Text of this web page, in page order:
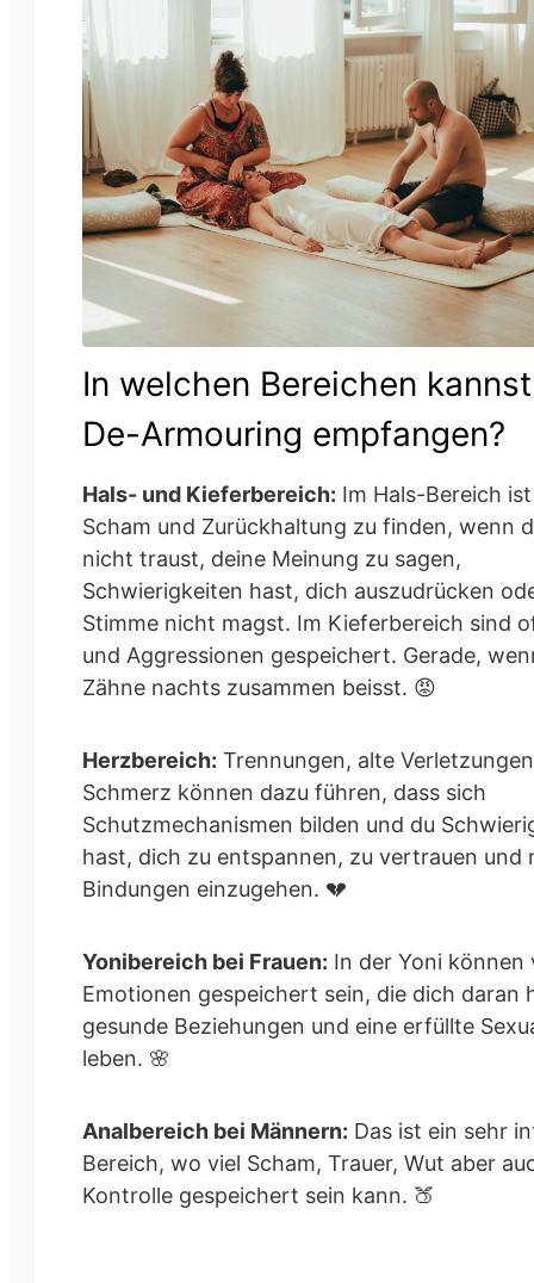
In welchen Bereichen
De-Armouring empfangen?
Hals- und Kieferbereich: Im Hals-Bereich
Scham und Zurückhaltung zu finden, wenn
nicht traust, deine Meinung zu sagen,
Schwierigkeiten hast, dich auszudrücken
Stimme nicht magst. Im Kieferbereich sind
und Aggressionen gespeichert. Gerade,
Zähne nachts zusammen beisst. 😡
Herzbereich: Trennungen, alte
Schmerz können dazu führen, dass sich
Schutzmechanismen bilden und du
hast, dich zu entspannen, zu vertrauen und
Bindungen einzugehen. 💔
Yonibereich bei Frauen: In der Yoni können
Emotionen gespeichert sein, die dich daran
gesunde Beziehungen und eine erfüllte
leben. 🌸
Analbereich bei Männern: Das ist ein sehr
Bereich, wo viel Scham, Trauer, Wut aber
Kontrolle gespeichert sein kann. 🍑